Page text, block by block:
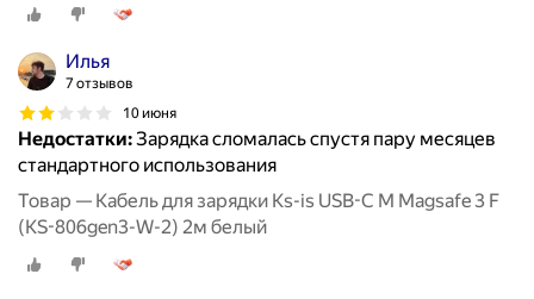
Илья
7 отзывов
10 июня
Недостатки:Зарядка сломалась спустя пару месяцев
стандартного использования
Товар — Кабель для зарядки Ks-is USB-C M Magsafe 3 F
(KS-806gen3-W-2) 2м белый